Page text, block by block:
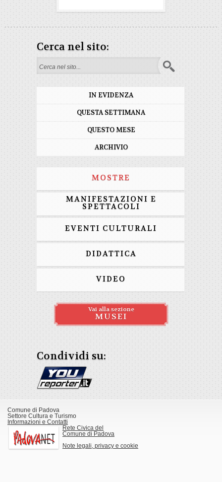
Cerca nel sito:
Form di ricerca
IN EVIDENZA
QUESTA SETTIMANA
QUESTO MESE
ARCHIVIO
MOSTRE
MANIFESTAZIONI E
SPETTACOLI
EVENTI CULTURALI
DIDATTICA
VIDEO
Vai alla sezione
MUSEI
Condividi su:
Comune di Padova
Settore Cultura e Turismo
Informazioni e Contatti
Rete Civica del
Comune di Padova
Note legali, privacy e cookie